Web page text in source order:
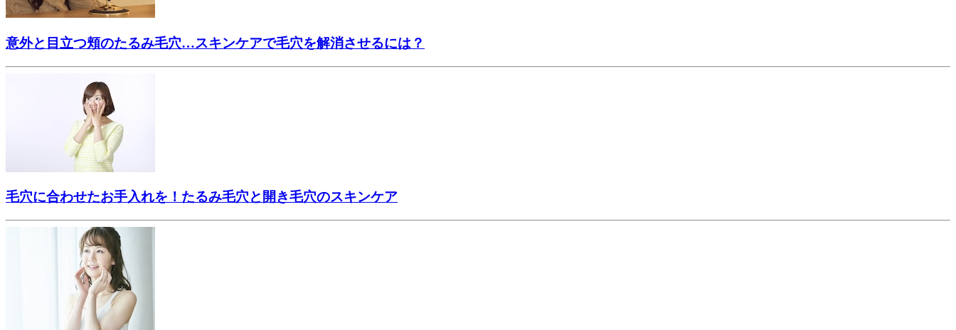
意外と目立つ頬のたるみ毛穴…スキンケアで毛穴を解消させるには？
毛穴に合わせたお手入れを！たるみ毛穴と開き毛穴のスキンケア